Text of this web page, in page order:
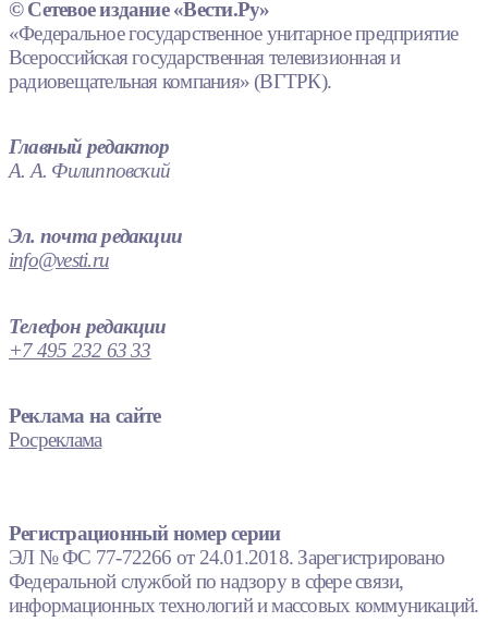
© Сетевое издание «Вести.Ру»
«Федеральное государственное унитарное предприятие
Всероссийская государственная телевизионная и
радиовещательная компания» (ВГТРК).
Главный редактор
А. А. Филипповский
Эл. почта редакции
info@vesti.ru
Телефон редакции
+7 495 232 63 33
Реклама на сайте
Росреклама
Регистрационный номер серии
ЭЛ № ФС 77-72266 от 24.01.2018. Зарегистрировано
Федеральной службой по надзору в сфере связи,
информационных технологий и массовых коммуникаций.